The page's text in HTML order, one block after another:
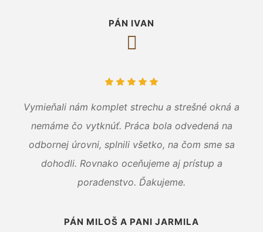
PÁN IVAN
Vymieňali nám komplet strechu a strešné okná a
nemáme čo vytknúť. Práca bola odvedená na
odbornej úrovni, splnili všetko, na čom sme sa
dohodli. Rovnako oceňujeme aj prístup a
poradenstvo. Ďakujeme.
PÁN MILOŠ A PANI JARMILA